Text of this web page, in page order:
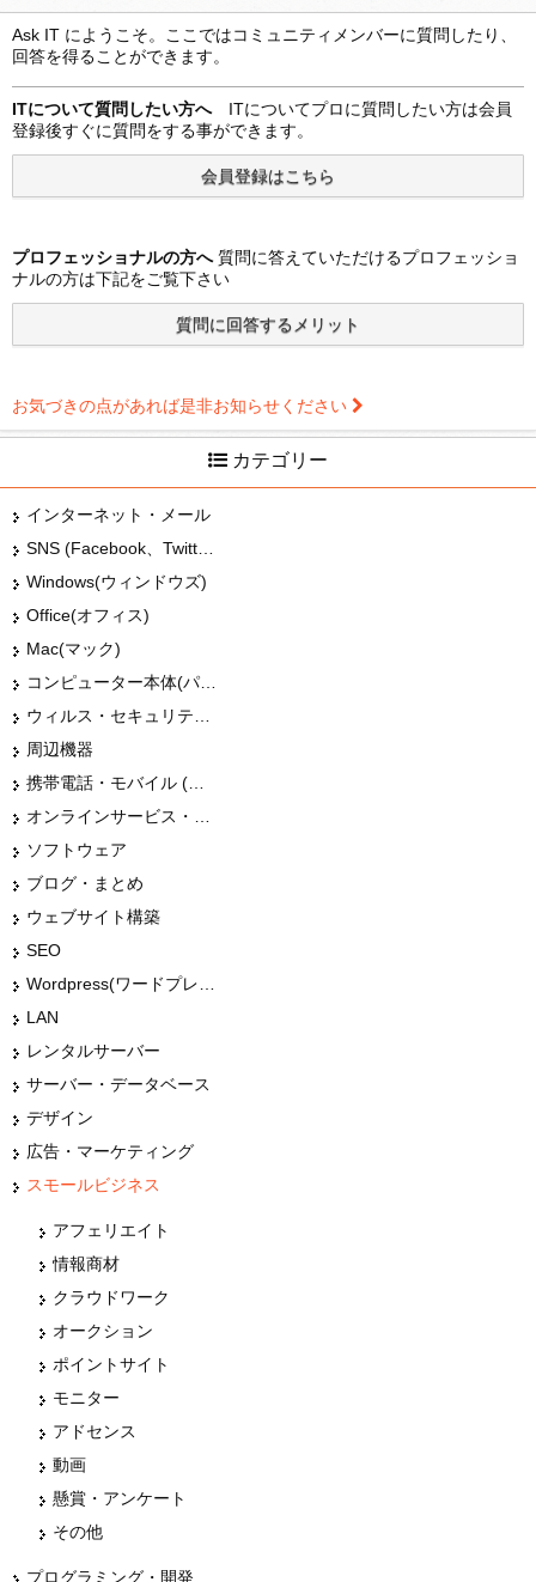
Ask IT にようこそ。ここではコミュニティメンバーに質問したり、
回答を得ることができます。
ITについて質問したい方へITについてプロに質問したい方は会員
登録後すぐに質問をする事ができます。
プロフェッショナルの方へ質問に答えていただけるプロフェッショ
ナルの方は下記をご覧下さい
お気づきの点があれば是非お知らせください
カテゴリー
インターネット・メール
Windows(ウィンドウズ)
Office(オフィス)
Mac(マック)
周辺機器
ソフトウェア
ブログ・まとめ
ウェブサイト構築
SEO
LAN
レンタルサーバー
サーバー・データベース
デザイン
広告・マーケティング
スモールビジネス
アフェリエイト
情報商材
クラウドワーク
オークション
ポイントサイト
モニター
アドセンス
動画
懸賞・アンケート
その他